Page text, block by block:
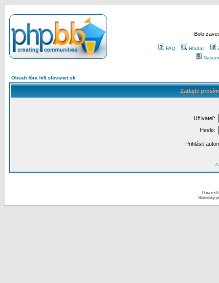
Bolo
FAQ Hľadať
Obsah fóra hifi.slovanet.sk
Zadajte
Užívateľ:
Heslo:
Prihlásiť
Powered
Slovenský